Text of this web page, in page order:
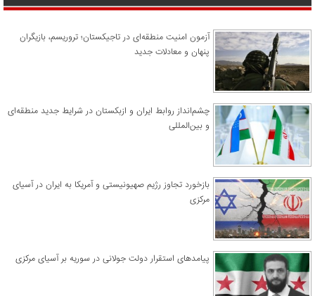
آزمون امنیت منطقه‌ای در تاجیکستان؛ تروریسم، بازیگران
پنهان و معادلات جدید
چشم‌انداز روابط ایران و ازبکستان در شرایط جدید منطقه‌ای
و بین‌المللی
​بازخورد تجاوز رژیم صهیونیستی و آمریکا به ایران در آسیای
مرکزی
پیامدهای استقرار دولت جولانی در سوریه بر آسیای مرکزی